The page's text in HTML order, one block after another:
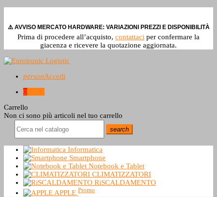
⚠️ AVVISO MERCATO HARDWARE: VARIAZIONI PREZZI E DISPONIBILITÀ
Prima di procedere all’acquisto, contattaci per confermare la
giacenza e ricevere la quotazione aggiornata.
personAccedi
0
Carrello
Non ci sono più articoli nel tuo carrello
search
Informatica
Smartphone
Notebook e Tablet
CLIMATIZZATORI
RiSCALDAMENTO
APPLE Promo